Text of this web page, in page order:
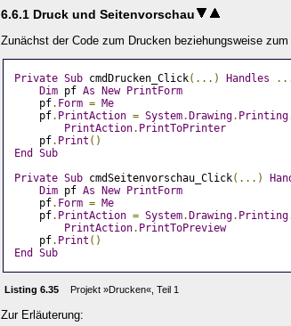
6.6.1 Druck und Seitenvorschau
Zunächst der Code zum Drucken beziehungsweise
Private Sub cmdDrucken_Click(...) Handles
Dim pf As New PrintForm
    pf
. Form = Me
    pf
. PrintAction = System.Drawing. Printing
PrintAction. PrintToPrinter
    pf
. Print ()
End
Sub
Private Sub cmdSeitenvorschau_Click(...)
Dim pf As New PrintForm
    pf
. Form = Me
    pf
. PrintAction = System.Drawing. Printing
PrintAction. PrintToPreview
    pf
. Print ()
End
Sub
Listing 6.35 Projekt »Drucken«, Teil 1
Zur Erläuterung: